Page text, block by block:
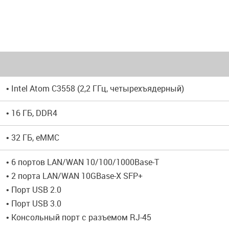
• Intel Atom C3558 (2,2 ГГц, четырехъядерный)
• 16 ГБ, DDR4
• 32 ГБ, eMMC
• 6 портов LAN/WAN 10/100/1000Base-T
• 2 порта LAN/WAN 10GBase-X SFP+
• Порт USB 2.0
• Порт USB 3.0
• Консольный порт с разъемом RJ-45